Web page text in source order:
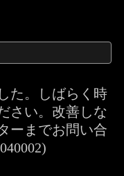
た。しばらく時
さい。改善しな
ーまでお問い合